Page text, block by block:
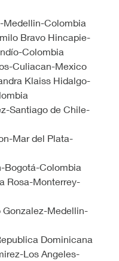
Medellin-Colombia
Bravo Hincapie-
Colombia
Culiacan-Mexico
Klaiss Hidalgo-
Santiago de Chile-
Mar del Plata-
Bogotá-Colombia
Rosa-Monterrey-
Gonzalez-Medellin-
Dominicana
Los Angeles-